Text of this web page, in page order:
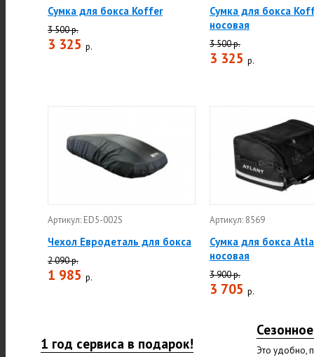
Сумка для бокса Koffer
3 500 р.
3 325 р.
Сумка для бокса
носовая
3 500 р.
3 325 р.
Артикул: ED5-002S
Чехол Евродеталь для бокса
2 090 р.
1 985 р.
Артикул: 8569
Сумка для бокса
носовая
3 900 р.
3 705 р.
1 год сервиса в подарок!
Это удобно,